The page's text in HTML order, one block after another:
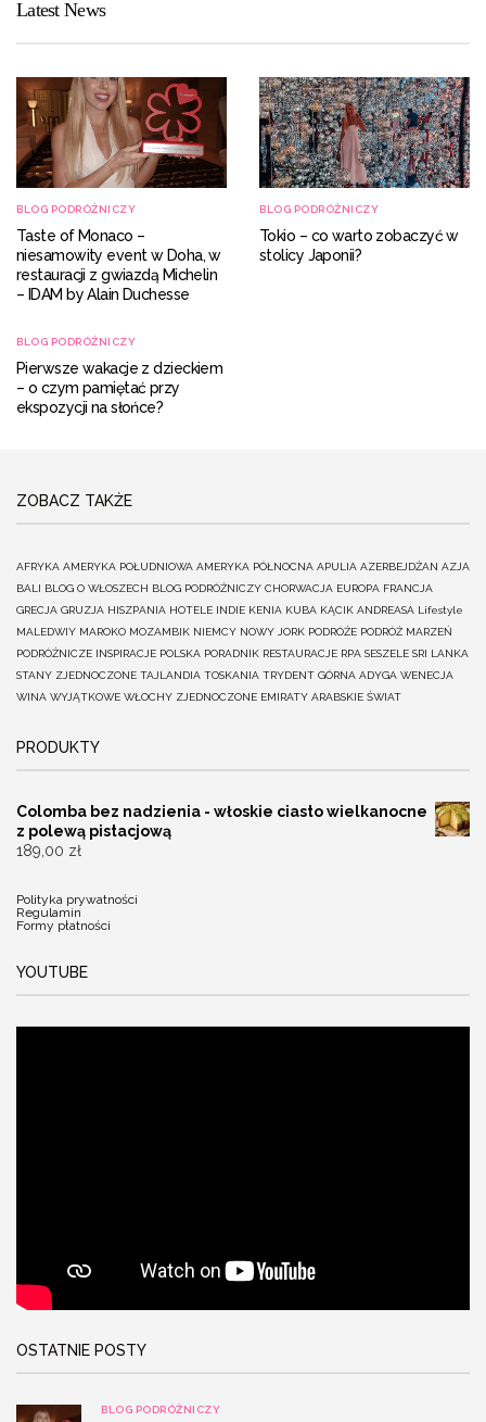
Latest News
BLOG PODRÓŻNICZY
Taste of Monaco –
niesamowity event w Doha, w
restauracji z gwiazdą Michelin
– IDAM by Alain Duchesse
BLOG PODRÓŻNICZY
Tokio – co warto zobaczyć w
stolicy Japonii?
BLOG PODRÓŻNICZY
Pierwsze wakacje z dzieckiem
– o czym pamiętać przy
ekspozycji na słońce?
ZOBACZ TAKŻE
AFRYKA AMERYKA POŁUDNIOWA AMERYKA PÓŁNOCNA APULIA AZERBEJDŻAN AZJA
BALI BLOG O WŁOSZECH BLOG PODRÓŻNICZY CHORWACJA EUROPA FRANCJA
GRECJA GRUZJA HISZPANIA HOTELE INDIE KENIA KUBA KĄCIK ANDREASA Lifestyle
MALEDWIY MAROKO MOZAMBIK NIEMCY NOWY JORK PODRÓŻE PODRÓŻ MARZEŃ
PODRÓŻNICZE INSPIRACJE POLSKA PORADNIK RESTAURACJE RPA SESZELE SRI LANKA
STANY ZJEDNOCZONE TAJLANDIA TOSKANIA TRYDENT GÓRNA ADYGA WENECJA
WINA WYJĄTKOWE WŁOCHY ZJEDNOCZONE EMIRATY ARABSKIE ŚWIAT
PRODUKTY
Colomba bez nadzienia - włoskie ciasto wielkanocne
z polewą pistacjową
189,00 zł
Polityka prywatności
Regulamin
Formy płatności
YOUTUBE
OSTATNIE POSTY
BLOG PODRÓŻNICZY